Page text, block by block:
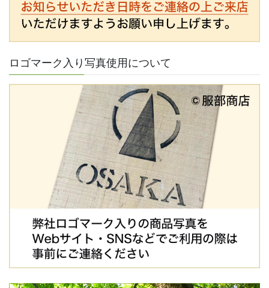
ロゴマーク入り写真使用について